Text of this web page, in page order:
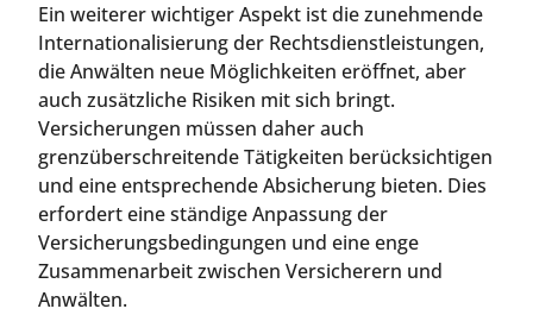
Ein weiterer wichtiger Aspekt ist die zunehmende
Internationalisierung der Rechtsdienstleistungen,
die Anwälten neue Möglichkeiten eröffnet, aber
auch zusätzliche Risiken mit sich bringt.
Versicherungen müssen daher auch
grenzüberschreitende Tätigkeiten berücksichtigen
und eine entsprechende Absicherung bieten. Dies
erfordert eine ständige Anpassung der
Versicherungsbedingungen und eine enge
Zusammenarbeit zwischen Versicherern und
Anwälten.